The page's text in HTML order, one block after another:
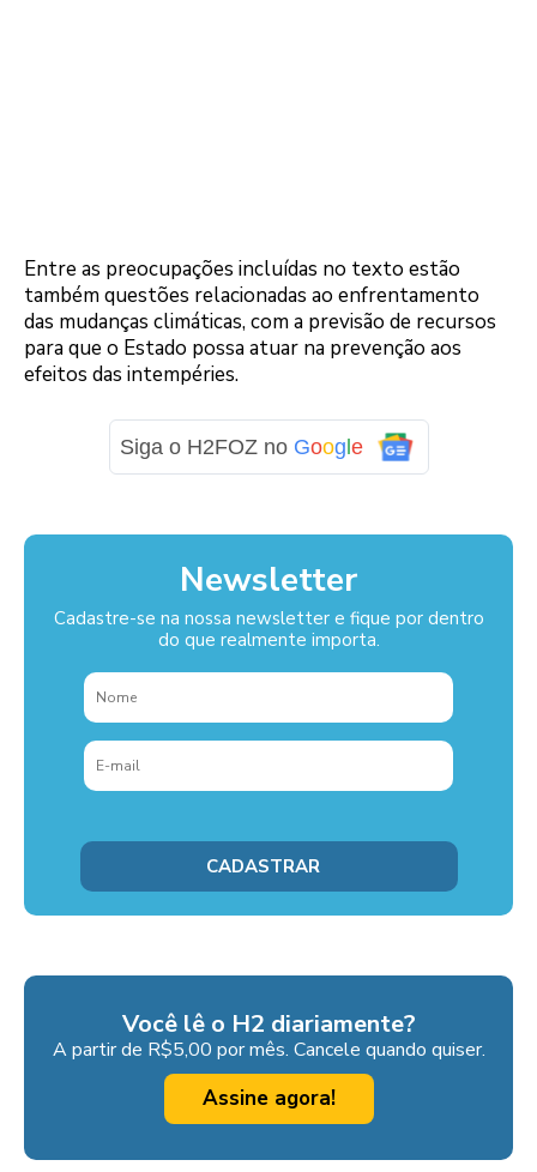
Entre as preocupações incluídas no texto estão
também questões relacionadas ao enfrentamento
das mudanças climáticas, com a previsão de recursos
para que o Estado possa atuar na prevenção aos
efeitos das intempéries.
Siga o H2FOZ no Google
Newsletter
Cadastre-se na nossa newsletter e fique por dentro
do que realmente importa.
Você lê o H2 diariamente?
A partir de R$5,00 por mês. Cancele quando quiser.
Assine agora!